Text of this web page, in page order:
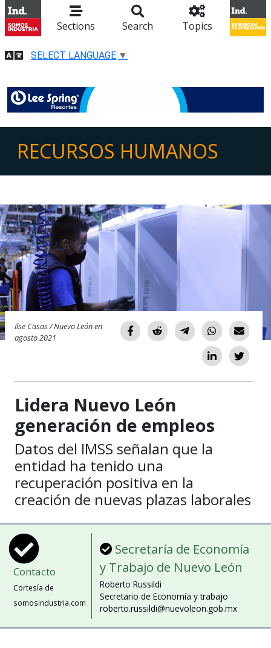
Sections Search Topics
SELECT LANGUAGE ▼
RECURSOS HUMANOS
Ilse Casas / Nuevo León en
agosto 2021
Lidera Nuevo León
generación de empleos
Datos del IMSS señalan que la
entidad ha tenido una
recuperación positiva en la
creación de nuevas plazas laborales
Contacto
Cortesía de
somosindustria.com
Secretaría de Economía
y Trabajo de Nuevo León
Roberto Russildi
Secretario de Economía y trabajo
roberto.russildi@nuevoleon.gob.mx